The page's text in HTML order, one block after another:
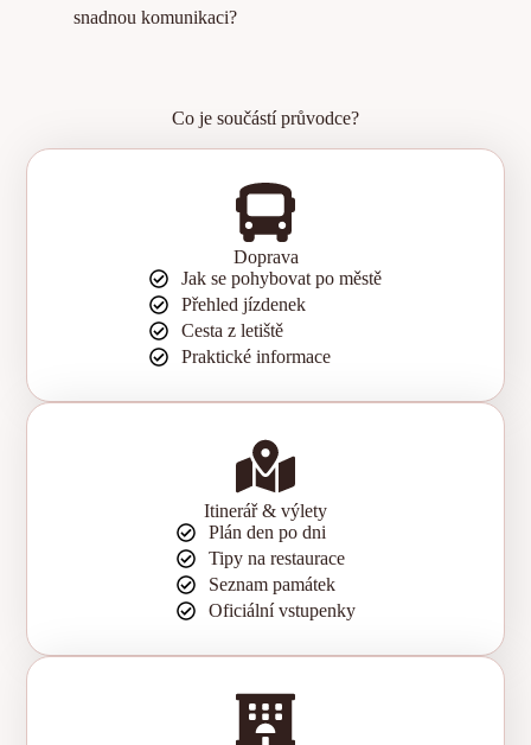
snadnou komunikaci?
Co je součástí průvodce?
Doprava
Jak se pohybovat po městě
Přehled jízdenek
Cesta z letiště
Praktické informace
Itinerář & výlety
Plán den po dni
Tipy na restaurace
Seznam památek
Oficiální vstupenky